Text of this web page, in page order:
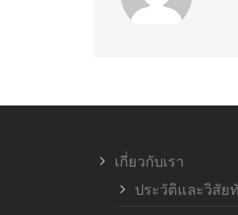
เกี่ยวกับเรา
ประวัติและวิสัย